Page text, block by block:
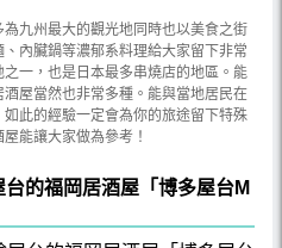
九州最大的觀光地同時也以美食之街
內臟鍋等濃郁系料理給大家留下非常
一，也是日本最多串燒店的地區。能
屋當然也非常多種。能與當地居民在
此的經驗一定會為你的旅途留下特殊
能讓大家做為參考！
的福岡居酒屋「博多屋台M